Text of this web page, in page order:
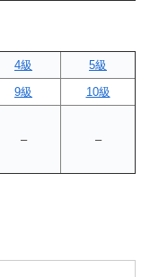
4級
5級
9級 10級
– –